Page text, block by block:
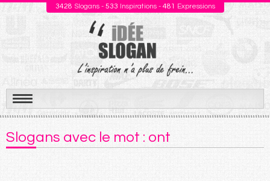
3428 Slogans - 533 Inspirations - 481 Expressions
Aller
au
contenu
Slogans avec le mot : ont